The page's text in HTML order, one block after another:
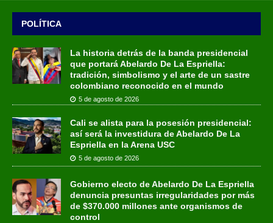
POLÍTICA
La historia detrás de la banda presidencial
que portará Abelardo De La Espriella:
tradición, simbolismo y el arte de un sastre
colombiano reconocido en el mundo
5 de agosto de 2026
Cali se alista para la posesión presidencial:
así será la investidura de Abelardo De La
Espriella en la Arena USC
5 de agosto de 2026
Gobierno electo de Abelardo De La Espriella
denuncia presuntas irregularidades por más
de $370.000 millones ante organismos de
control